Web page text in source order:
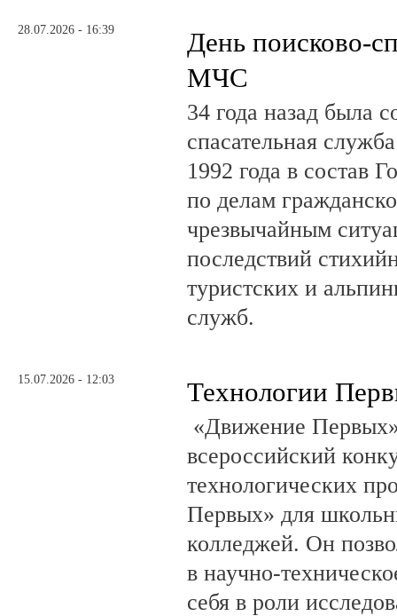
28.07.2026 - 16:39
День поисково-
МЧС
34 года назад была
спасательная
1992 года в состав
по делам
чрезвычайным
последствий
туристских и
служб.
15.07.2026 - 12:03 Технологии
«Движение Первых»
всероссийский
технологических
Первых» для
колледжей. Он
в научно-
себя в роли